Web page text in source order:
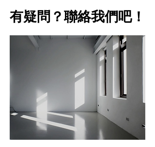
有疑問？聯絡我們吧！